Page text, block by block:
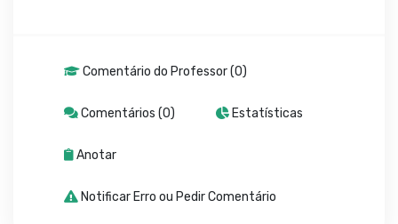
Comentário do Professor (0)
Comentários (0) Estatísticas
Anotar
Notificar Erro ou Pedir Comentário